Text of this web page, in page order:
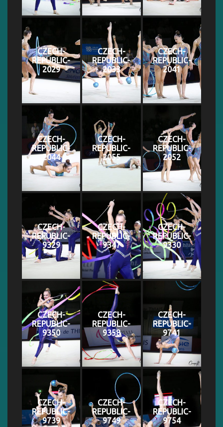
CZECH-
REPUBLIC-
2029
CZECH-
REPUBLIC-
2033
CZECH-
REPUBLIC-
2041
CZECH-
REPUBLIC-
2044
CZECH-
REPUBLIC-
2055
CZECH-
REPUBLIC-
2052
CZECH-
REPUBLIC-
9329
CZECH-
REPUBLIC-
9347
CZECH-
REPUBLIC-
9330
CZECH-
REPUBLIC-
9350
CZECH-
REPUBLIC-
9358
CZECH-
REPUBLIC-
9741
CZECH-
REPUBLIC-
9739
CZECH-
REPUBLIC-
9749
CZECH-
REPUBLIC-
9754